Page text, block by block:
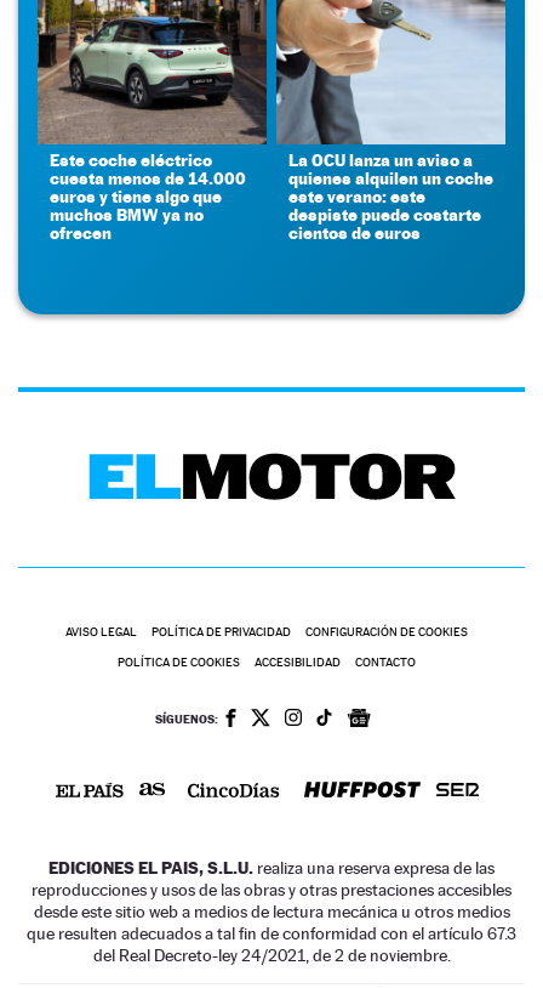
Este coche eléctrico
cuesta menos de 14.000
euros y tiene algo que
muchos BMW ya no
ofrecen
La OCU lanza un aviso a
quienes alquilen un coche
este verano: este
despiste puede costarte
cientos de euros
AVISO LEGAL POLÍTICA DE PRIVACIDAD CONFIGURACIÓN DE COOKIES
POLÍTICA DE COOKIES ACCESIBILIDAD CONTACTO
SÍGUENOS:
EDICIONES EL PAIS, S.L.U. realiza una reserva expresa de las
reproducciones y usos de las obras y otras prestaciones accesibles
desde este sitio web a medios de lectura mecánica u otros medios
que resulten adecuados a tal fin de conformidad con el artículo 67.3
del Real Decreto-ley 24/2021, de 2 de noviembre.